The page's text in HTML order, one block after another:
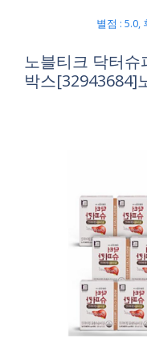
별점 : 5.0,
노블티크 닥터
박스[32943684]